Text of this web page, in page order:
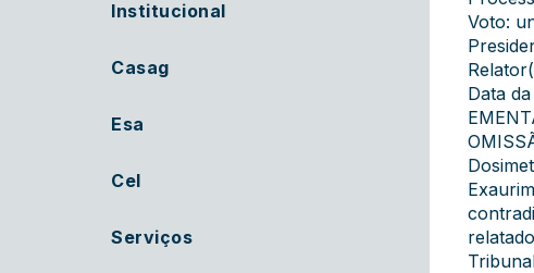
Institucional
Casag
Esa
Cel
Serviços
Voto:
Data